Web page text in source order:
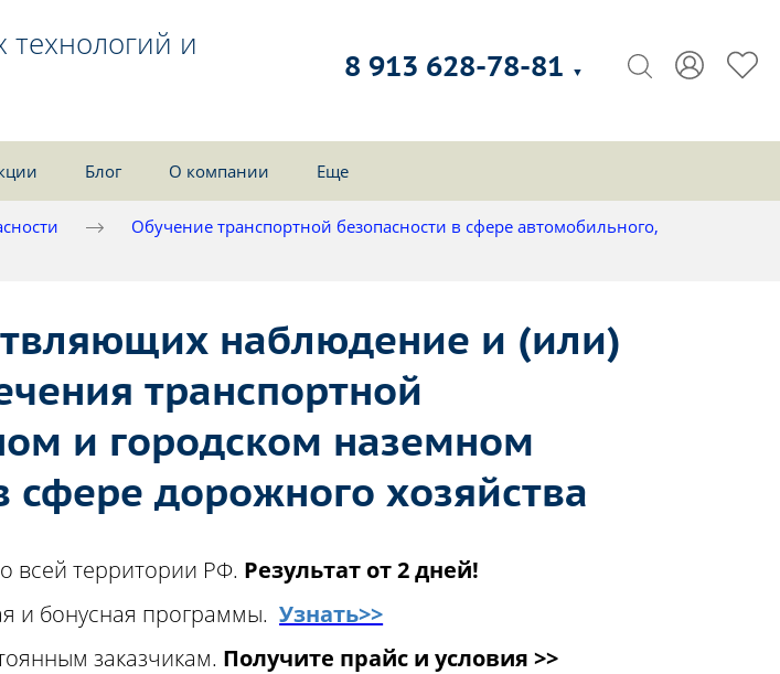
технологий и
8 913 628-78-81 ▼
Блог О компании Еще
Обучение транспортной безопасности в сфере автомобильного,
наблюдение и (или)
транспортной
и городском наземном
сфере дорожного хозяйства
всей территории РФ. Результат от 2 дней!
и бонусная программы.Узнать>>
заказчикам. Получите прайс и условия >>